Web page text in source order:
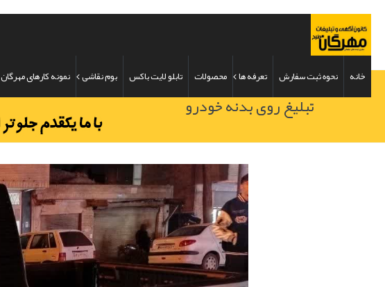
خانه نحوه ثبت سفارش تعرفه ها محصولات تابلو لایت باکس بوم نقاشی نمونه کارهای مهرگان
تبلیغ روی بدنه خودرو